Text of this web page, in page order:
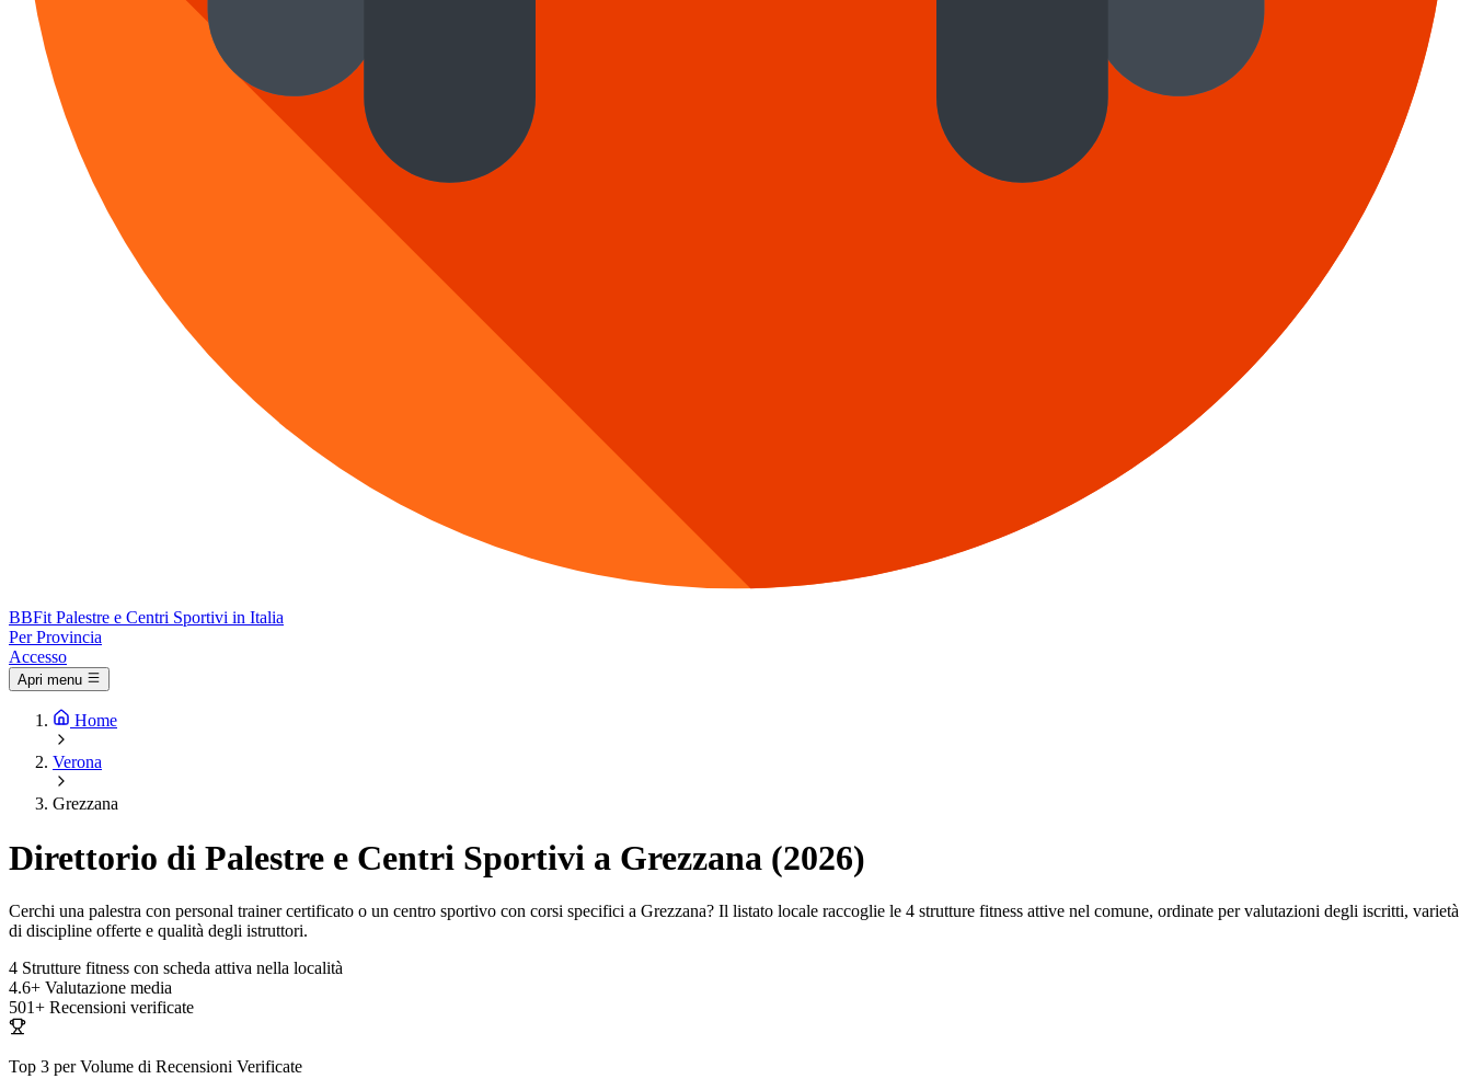
BBFit Palestre e Centri Sportivi in Italia
Per Provincia
Accesso
Apri menu
Home
Verona
Grezzana
Direttorio di Palestre e Centri Sportivi a Grezzana (2026)
Cerchi una palestra con personal trainer certificato o un centro sportivo con corsi specifici a Grezzana? Il listato locale raccoglie le 4 strutture fitness attive nel comune, ordinate per valutazioni degli iscritti, varietà
di discipline offerte e qualità degli istruttori.
4 Strutture fitness con scheda attiva nella località
4.6+ Valutazione media
501+ Recensioni verificate
Top 3 per Volume di Recensioni Verificate